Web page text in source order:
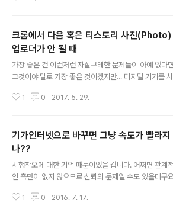
오랜만에 이런 문제를 해결하려니 머리에서 쥐가 났습니
다. 일단 이런 문제를 해결하고 나면 포스팅할 필요를 느낍
니다. 괜히 블로거가 아닌 게죠? ㅎ 물론, 포스팅의 궁극적
목적은 추후라도 이런 비스무리한 상황에 직면할 때를 대
비하여 기억하고자 함과 혹여라도 저와 같은 문제에 봉착
한 분들께 조금이라도 도움이 되었으면 한다는 데 있습니
크롬에서 다음 혹은 티스토리 사진(Photo)
업로더가 안 될 때
가장 좋은 건 이런저런 자질구레한 문제들이 아예 없다면
그것이야 말로 가장 좋은 것이겠지만... 디지털 기기를
경우가 발생하기 마련입니다. 경험상 PC를 사용할 때 보
하는 그 과정의 경험이 유사 상황에 대처할 수 있는 기회가
될 수 있다고 보기 때문입니다. 뭐~ 이 역시도 경험에 의해
지니게 된 판단이겠죠. 특히 검색을 해서도 그 답을 찾기
려울 때 그 답을 내가 찾아서 누군가에게라도 제시해 줄 수
있다는 건 기분 좋은 일이 아닐 수 없거든요. 지금 이렇게
포스팅하는 이유도 거기에 있다고 할 수 있습니다. 그러고
1 0 2017. 5. 29.
기가인터넷으로 바꾸면 그냥 속도가 빨라지
나??
시행착오에 대한 기억 때문이었을 겁니다. 어쩌면 관계적
인 측면이 없지 않으므로 신뢰의 문제일 수도 있을테구
정합니다. 이렇게 장황하니 서두부터 이상한 말을 하게 된
1 0 2016. 7. 17.